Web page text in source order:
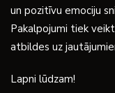
un pozitīvu emociju
Pakalpojumi tiek
atbildes uz
Lapni lūdzam!